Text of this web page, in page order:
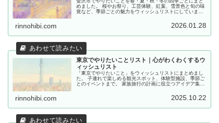
めました。 桜やお祭り、工芸体験、紅葉、雪景色と旬の味
覚など、季節ごとの魅力をウィッシュリストにしていま
rinnohibi.com 2026.01.28
東京でやりたいことリスト｜心がわくわくするウ
ィッシュリスト
「東京でやりたいこと」をウィッシュリストにまとめまし
た。 子連れで楽しめる観光スポット、体験型施設、季節ご
とのイベントまで。 家族旅行の計画に役立つアイデア集で
rinnohibi.com 2025.10.22